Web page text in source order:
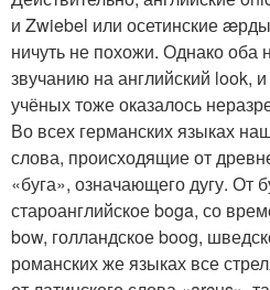
и Zwiebel или осетинские
ничуть не похожи. Однако оба
звучанию на английский look,
учёных тоже оказалось
Во всех германских языках
слова, происходящие от
«буга», означающего дугу. От
староанглийское boga, со
bow, голландское boog,
романских же языках все